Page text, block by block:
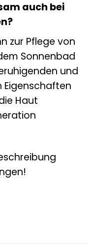
auch bei
zur Pflege von
Sonnenbad
und
Haut